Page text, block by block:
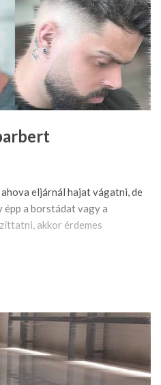
eljárnál hajat vágatni, de
a borstádat vagy a
akkor érdemes